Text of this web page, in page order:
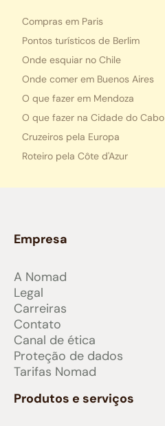
Compras em Paris
Pontos turísticos de Berlim
Onde esquiar no Chile
Onde comer em Buenos Aires
O que fazer em Mendoza
O que fazer na Cidade do Cabo
Cruzeiros pela Europa
Roteiro pela Côte d'Azur
Empresa
A Nomad
Legal
Carreiras
Contato
Canal de ética
Proteção de dados
Tarifas Nomad
Produtos e serviços